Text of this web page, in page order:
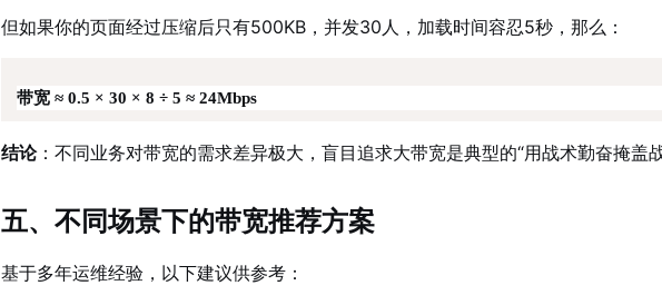
但如果你的页面经过压缩后只有500KB，并发30人，加载时间容忍5秒，那么：
带宽 ≈ 0.5 × 30 × 8 ÷ 5 ≈ 24Mbps
结论：不同业务对带宽的需求差异极大，盲目追求大带宽是典型的“用战术勤奋掩盖
五、不同场景下的带宽推荐方案
基于多年运维经验，以下建议供参考：